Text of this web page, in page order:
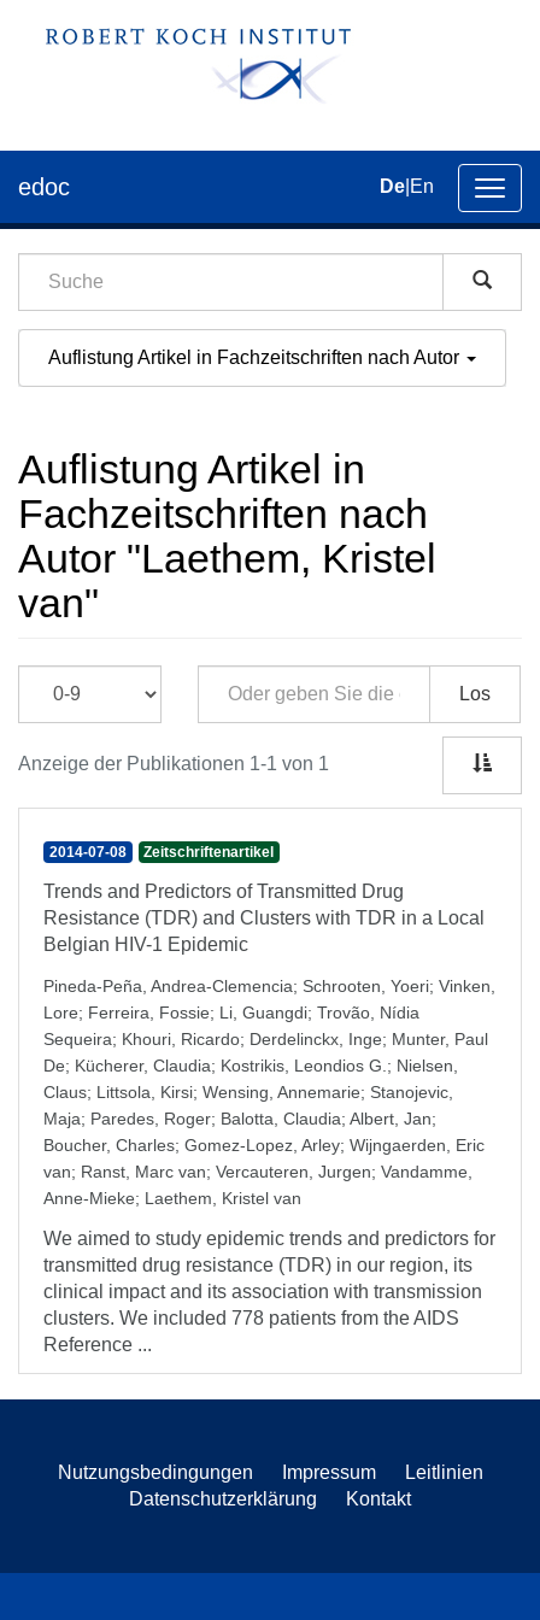
der
edoc De En
Auflistung Artikel in Fachzeitschriften nach Autor
Auflistung Artikel in
Fachzeitschriften nach
Autor "Laethem, Kristel
van"
Los
Anzeige der Publikationen 1-1 von 1
2014-07-08 Zeitschriftenartikel
Trends and Predictors of Transmitted Drug
Resistance (TDR) and Clusters with TDR in a Local
Belgian HIV-1 Epidemic
Pineda-Peña, Andrea-Clemencia; Schrooten, Yoeri; Vinken,
Lore; Ferreira, Fossie; Li, Guangdi; Trovão, Nídia
Sequeira; Khouri, Ricardo; Derdelinckx, Inge; Munter, Paul
De; Kücherer, Claudia; Kostrikis, Leondios G. ; Nielsen,
Claus; Littsola, Kirsi; Wensing, Annemarie; Stanojevic,
Maja; Paredes, Roger; Balotta, Claudia; Albert, Jan;
Boucher, Charles; Gomez-Lopez, Arley; Wijngaerden, Eric
van; Ranst, Marc van; Vercauteren, Jurgen; Vandamme,
Anne-Mieke; Laethem, Kristel van
We aimed to study epidemic trends and predictors for
transmitted drug resistance (TDR) in our region, its
clinical impact and its association with transmission
clusters. We included 778 patients from the AIDS
Reference ...
Nutzungsbedingungen Impressum
Leitlinien
Datenschutzerklärung
Kontakt